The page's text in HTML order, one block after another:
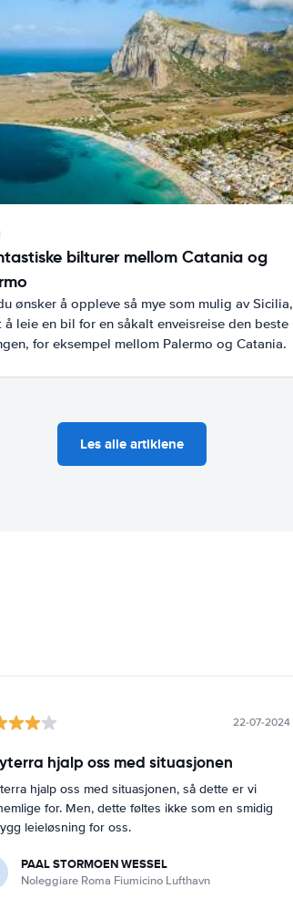
bilturer mellom Catania og
ønsker å oppleve så mye som mulig av Sicilia,
å leie en bil for en såkalt enveisreise den beste
for eksempel mellom Palermo og Catania.
Les alle artiklene
22-07-2024
hjalp oss med situasjonen
hjalp oss med situasjonen, så dette er vi
for. Men, dette føltes ikke som en smidig
leieløsning for oss.
PAAL STORMOEN WESSEL
Noleggiare Roma Fiumicino Lufthavn